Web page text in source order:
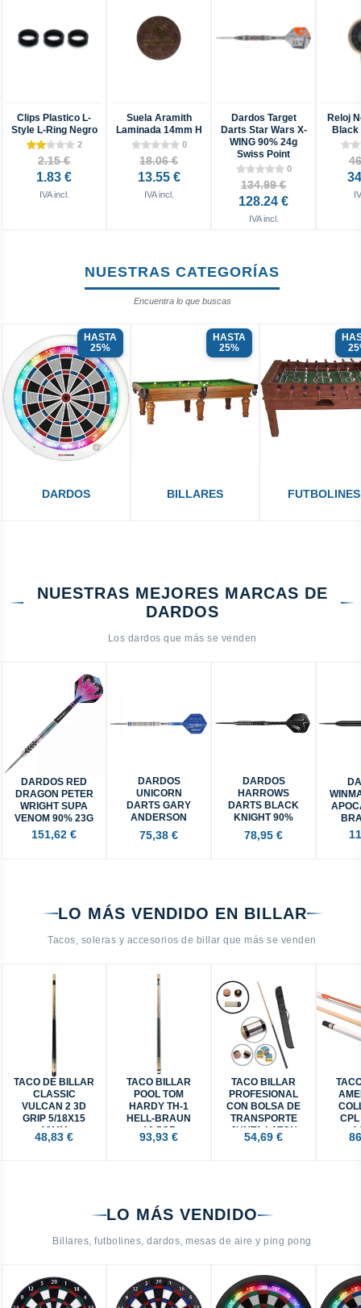
Clips Plastico L-
Style L-Ring Negro
2
2.15 €
1.83 €
IVA incl.
Suela Aramith
Laminada 14mm H
0
18.06 €
13.55 €
IVA incl.
Dardos Target
Darts Star Wars X-
WING 90% 24g
Swiss Point
0
134.99 €
128.24 €
IVA incl.
Reloj
Black
NUESTRAS CATEGORÍAS
Encuentra lo que buscas
HASTA
25%
DARDOS
HASTA
25%
BILLARES FUTBOLINES
NUESTRAS MEJORES MARCAS DE
DARDOS
Los dardos que más se venden
DARDOS RED
DRAGON PETER
WRIGHT SUPA
VENOM 90% 23G
151,62 €
DARDOS
UNICORN
DARTS GARY
ANDERSON
WORLD
CHAMPION 27G
75,38 €
DARDOS
HARROWS
DARTS BLACK
KNIGHT 90%
24GR
78,95 €
LO MÁS VENDIDO EN BILLAR
Tacos, soleras y accesorios de billar que más se venden
TACO DE BILLAR
CLASSIC
VULCAN 2 3D
GRIP 5/18X15
13MM
48,83 €
TACO BILLAR
POOL TOM
HARDY TH-1
HELL-BRAUN
19.5OZ
93,93 €
TACO BILLAR
PROFESIONAL
CON BOLSA DE
TRANSPORTE
JUNTA LATON
54,69 €
CPL
LO MÁS VENDIDO
Billares, futbolines, dardos, mesas de aire y ping pong